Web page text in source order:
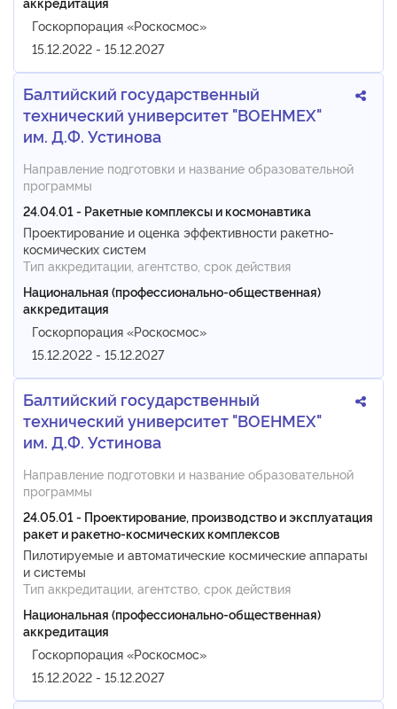
Госкорпорация «Роскосмос»
15.12.2022 - 15.12.2027
Балтийский государственный
технический университет "ВОЕНМЕХ"
им. Д.Ф. Устинова
Направление подготовки и название образовательной
программы
24.04.01 - Ракетные комплексы и космонавтика
Проектирование и оценка эффективности ракетно-
космических систем
Тип аккредитации, агентство, срок действия
Национальная (профессионально-общественная)
аккредитация
Госкорпорация «Роскосмос»
15.12.2022 - 15.12.2027
Балтийский государственный
технический университет "ВОЕНМЕХ"
им. Д.Ф. Устинова
Направление подготовки и название образовательной
программы
24.05.01 - Проектирование, производство и эксплуатация
ракет и ракетно-космических комплексов
Пилотируемые и автоматические космические аппараты
и системы
Тип аккредитации, агентство, срок действия
Национальная (профессионально-общественная)
аккредитация
Госкорпорация «Роскосмос»
15.12.2022 - 15.12.2027